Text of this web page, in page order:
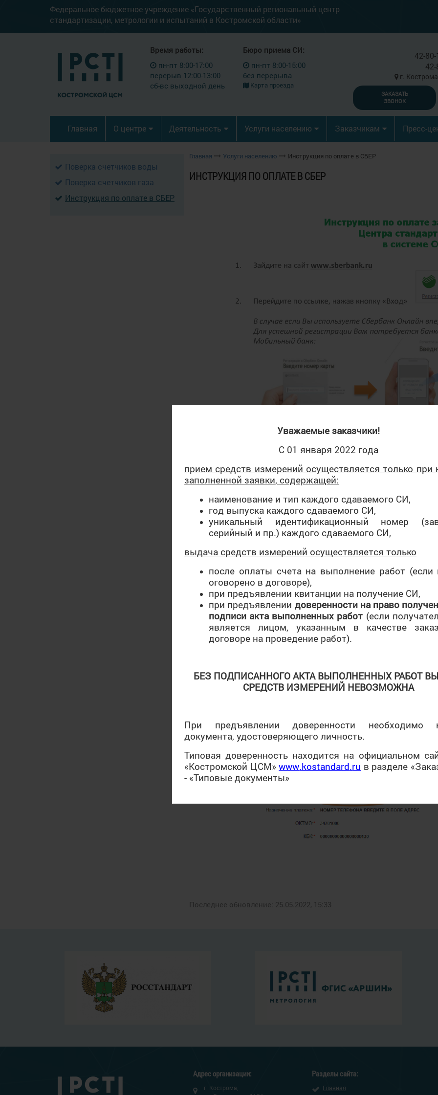
Уважаемые заказчики!
С 01 января 2022 года
прием средств измерений осуществляется только при
заполненной заявки, содержащей:
наименование и тип каждого сдаваемого СИ,
год выпуска каждого сдаваемого СИ,
уникальный идентификационный номер
серийный и пр.) каждого сдаваемого СИ,
выдача средств измерений осуществляется только
после оплаты счета на выполнение работ (если
оговорено в договоре),
при предъявлении квитанции на получение СИ,
при предъявлении доверенности на право
подписи акта выполненных работ (если
является лицом, указанным в качестве
договоре на проведение работ).
БЕЗ ПОДПИСАННОГО АКТА ВЫПОЛНЕННЫХ РАБОТ
СРЕДСТВ ИЗМЕРЕНИЙ НЕВОЗМОЖНА
При предъявлении доверенности необходимо
документа, удостоверяющего личность.
Типовая доверенность находится на официальном
«Костромской ЦСМ»www.kostandard.ru в разделе
- «Типовые документы»
Федеральное бюджетное учреждение «Государственный региональный центр
стандартизации, метрологии и испытаний в Костромской области»
Время работы:
пн-пт 8:00-17:00
перерыв 12:00-13:00
сб-вс выходной день
Бюро приема СИ:
пн-пт 8:00-15:00
без перерыва
Карта проезда
42-
г.
ЗАКАЗАТЬ
ЗВОНОК
Главная О центре Деятельность Услуги населению Заказчикам Пресс-
Поверка счетчиков воды
Поверка счетчиков газа
Инструкция по оплате в СБЕР
Главная Услуги населению Инструкция по оплате в СБЕР
ИНСТРУКЦИЯ ПО ОПЛАТЕ В СБЕР
Последнее обновление: 25.05.2022, 15:33
Адрес организации:
г. Кострома,
Разделы сайта:
Главная